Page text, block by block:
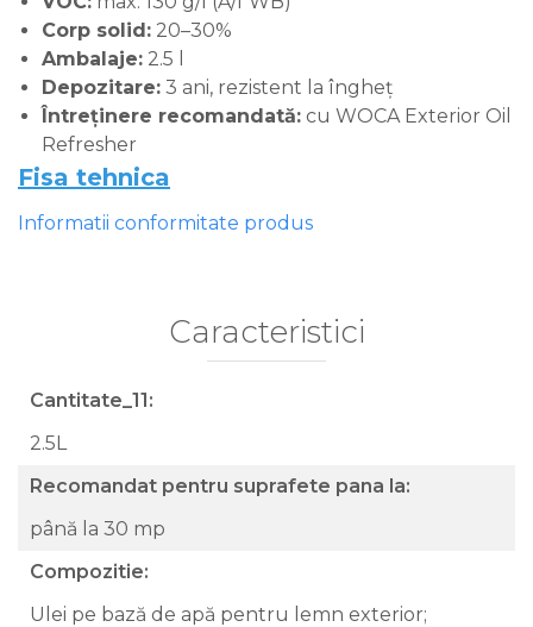
Corp solid: 20–30%
Ambalaje: 2.5 l
Depozitare: 3 ani, rezistent la îngheț
Întreținere recomandată: cu WOCA Exterior Oil
Refresher
Fisa tehnica
Informatii conformitate produs
Caracteristici
Cantitate_11:
2.5L
Recomandat pentru suprafete pana la:
până la 30 mp
Compozitie:
Ulei pe bază de apă pentru lemn exterior;